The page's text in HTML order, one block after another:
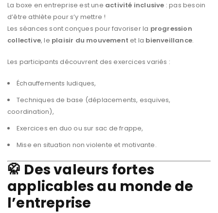
La boxe en entreprise est une activité inclusive : pas besoin
d’être athlète pour s’y mettre !
Les séances sont conçues pour favoriser la progression
collective, le plaisir du mouvement et la bienveillance.
Les participants découvrent des exercices variés :
Échauffements ludiques,
Techniques de base (déplacements, esquives,
coordination),
Exercices en duo ou sur sac de frappe,
Mise en situation non violente et motivante.
🥋 Des valeurs fortes
applicables au monde de
l’entreprise